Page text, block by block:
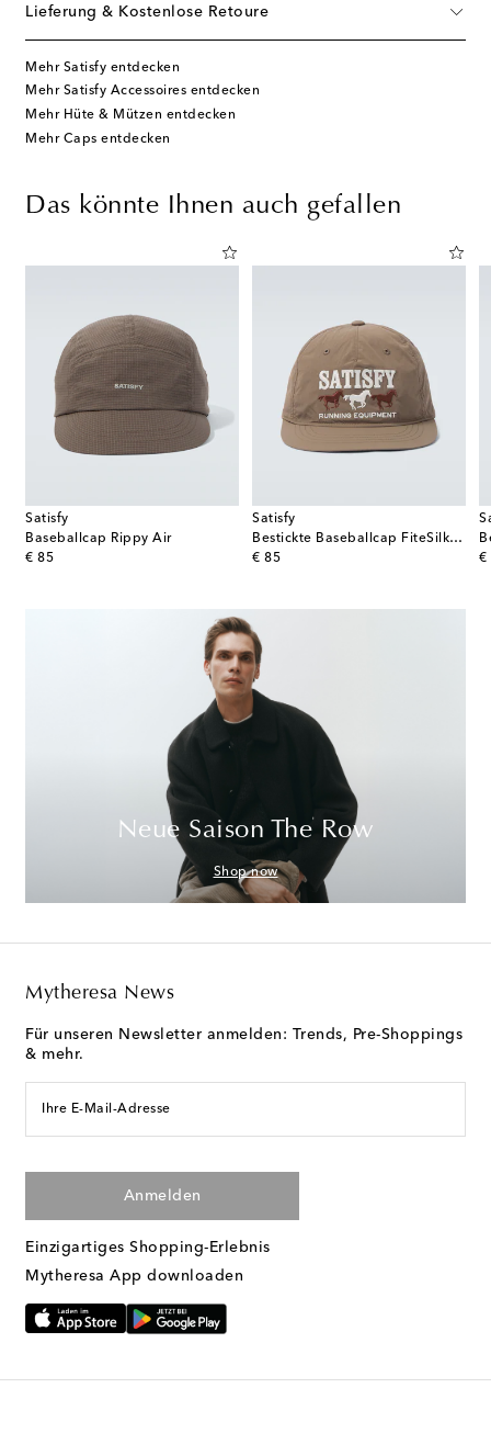
Lieferung & Kostenlose Retoure
Mehr Satisfy entdecken
Mehr Satisfy Accessoires entdecken
Mehr Hüte & Mützen entdecken
Mehr Caps entdecken
Das könnte Ihnen auch gefallen
Satisfy
Baseballcap Rippy Air
€ 85
original price
Satisfy
Bestickte Baseballcap FiteSilk™ 5
€ 85
original price €
Neue Saison The Row
Shop now
Mytheresa News
Für unseren Newsletter anmelden: Trends, Pre-Shoppings
& mehr.
Ihre E-Mail-Adresse
Anmelden
Einzigartiges Shopping-Erlebnis
Mytheresa App downloaden